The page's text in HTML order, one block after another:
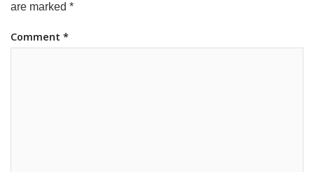
are marked *
Comment *